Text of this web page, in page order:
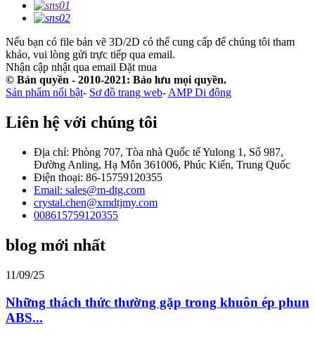
Nếu bạn có file bản vẽ 3D/2D có thể cung cấp để chúng tôi tham
khảo, vui lòng gửi trực tiếp qua email.
Nhận cập nhật qua email Đặt mua
© Bản quyền - 2010-2021: Bảo lưu mọi quyền.
Sản phẩm nổi bật- Sơ đồ trang web-AMP Di động
Liên hệ với chúng tôi
Địa chỉ: Phòng 707, Tòa nhà Quốc tế Yulong 1, Số 987,
Đường Anling, Hạ Môn 361006, Phúc Kiến, Trung Quốc
Điện thoại: 86-15759120355
Email: sales@m-dtg.com
crystal.chen@xmdtjmy.com
008615759120355
blog mới nhất
11/09/25
Những thách thức thường gặp trong khuôn ép phun
ABS...